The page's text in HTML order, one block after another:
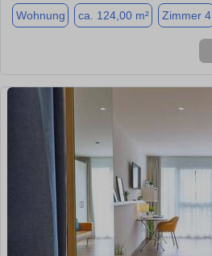
Wohnung ca. 124,00 m² Zimmer 4